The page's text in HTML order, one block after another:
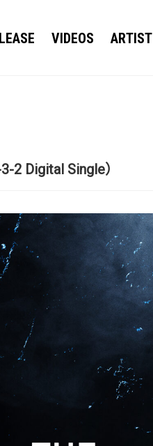
VIDEOS ARTIST
2 Digital Single）